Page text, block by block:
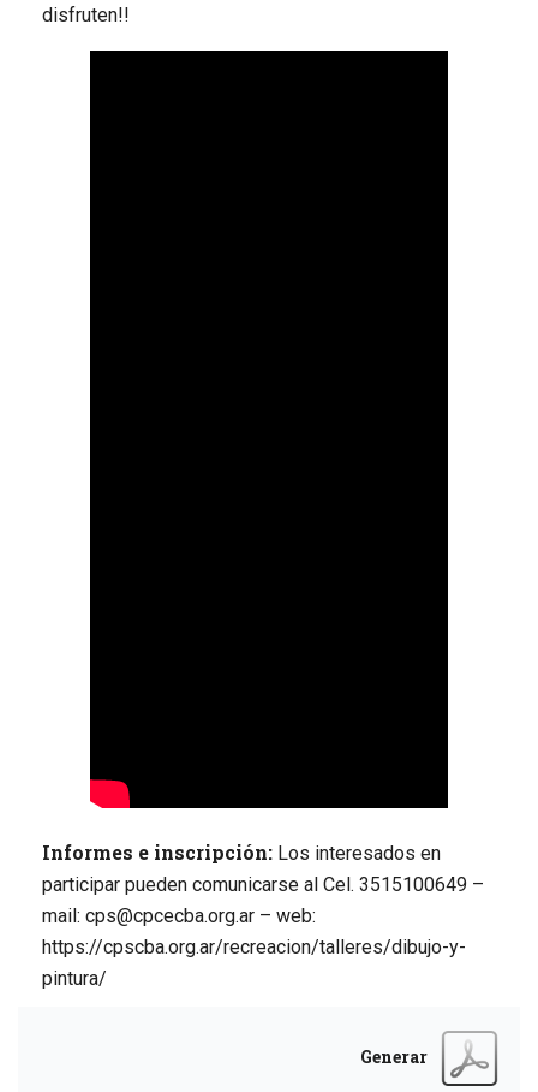
disfruten!!
Informes e inscripción: Los interesados en
participar pueden comunicarse al Cel. 3515100649 –
mail: cps@cpcecba.org.ar – web:
https://cpscba.org.ar/recreacion/talleres/dibujo-y-
pintura/
Generar